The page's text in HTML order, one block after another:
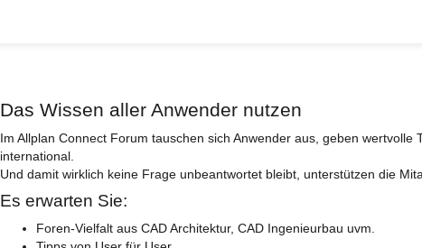
Das Wissen aller Anwender nutzen
Im Allplan Connect Forum tauschen sich Anwender aus, geben
international.
Und damit wirklich keine Frage unbeantwortet bleibt, unterstützen die
Es erwarten Sie:
Foren-Vielfalt aus CAD Architektur, CAD Ingenieurbau uvm.